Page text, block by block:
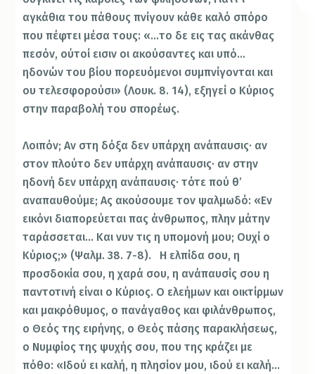
αγκάθια του πάθους πνίγουν κάθε καλό σπόρο
που πέφτει μέσα τους: «…το δε εις τας ακάνθας
πεσόν, ούτοί εισιν οι ακούσαντες και υπό…
ηδονών του βίου πορευόμενοι συμπνίγονται και
ου τελεσφορούσι» (Λουκ. 8. 14), εξηγεί ο Κύριος
στην παραβολή του σπορέως.
Λοιπόν; Αν στη δόξα δεν υπάρχη ανάπαυσις· αν
στον πλούτο δεν υπάρχη ανάπαυσις· αν στην
ηδονή δεν υπάρχη ανάπαυσις· τότε πού θ’
αναπαυθούμε; Ας ακούσουμε τον ψαλμωδό: «Εν
εικόνι διαπορεύεται πας άνθρωπος, πλην μάτην
ταράσσεται… Και νυν τις η υπομονή μου; Ουχί ο
Κύριος;» (Ψαλμ. 38. 7-8). Η ελπίδα σου, η
προσδοκία σου, η χαρά σου, η ανάπαυσίς σου η
παντοτινή είναι ο Κύριος. Ο ελεήμων και οικτίρμων
και μακρόθυμος, ο πανάγαθος και φιλάνθρωπος,
ο Θεός της ειρήνης, ο Θεός πάσης παρακλήσεως,
ο Νυμφίος της ψυχής σου, που της κράζει με
πόθο: «Ιδού ει καλή, η πλησίον μου, ιδού ει καλή…